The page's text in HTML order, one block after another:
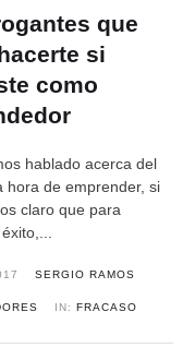
que
si
como
hablado acerca del
hora de emprender, si
claro que para
SERGIO RAMOS
IN:FRACASO